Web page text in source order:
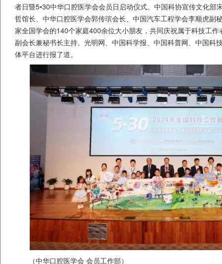
者日暨5•30中华口腔医学会会员日启动仪式。中国科协宣传文化部
哲馆长、中华口腔医学会郭传瑸会长、中国汽车工程学会李顺虎副
家全国学会的140个家庭400余位大小朋友，共同庆祝属于科技工
副会长兼秘书长主持。光明网、中国科学报、中国科普网、中国科
体平台进行报了道。
（中华口腔医学会 会员工作部）